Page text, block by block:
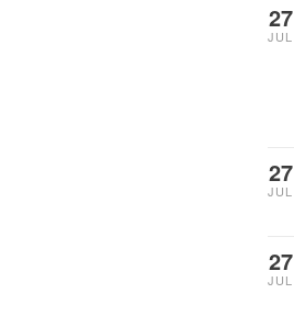
27
JUL
27
JUL
27
JUL